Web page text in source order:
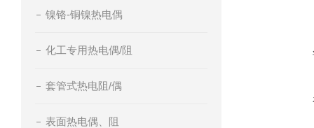
镍铬-铜镍热电偶
化工专用热电偶/阻
套管式热电阻/偶
表面热电偶、阻